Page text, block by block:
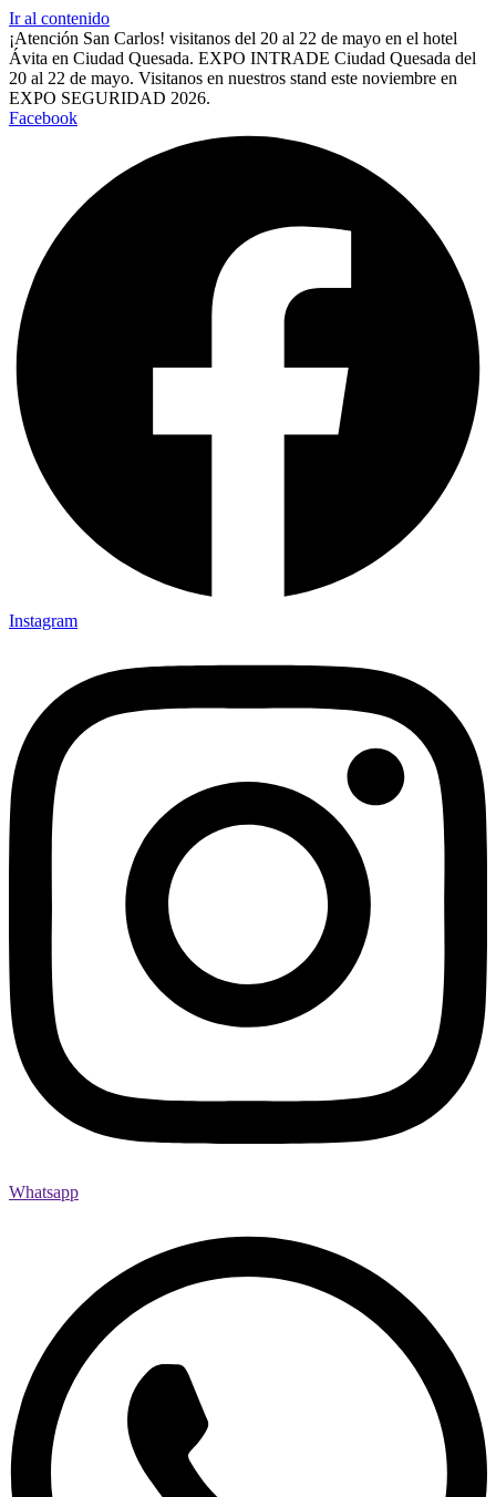
Ir al contenido
¡Atención San Carlos! visitanos del 20 al 22 de mayo en el hotel
Ávita en Ciudad Quesada. EXPO INTRADE Ciudad Quesada del
20 al 22 de mayo. Visitanos en nuestros stand este noviembre en
EXPO SEGURIDAD 2026.
Facebook
Instagram
Whatsapp